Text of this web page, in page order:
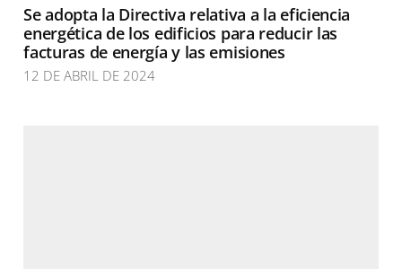
Se adopta la Directiva relativa a la eficiencia
energética de los edificios para reducir las
facturas de energía y las emisiones
12 DE ABRIL DE 2024